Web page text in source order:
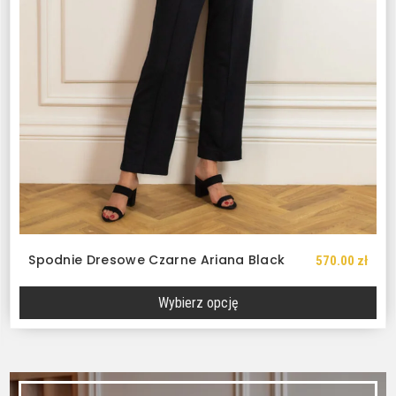
Spodnie Dresowe Czarne Ariana Black 570.00 zł
Wybierz opcję
Ten
wiele